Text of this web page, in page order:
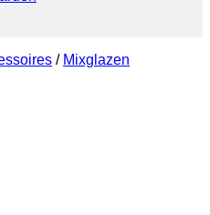
/ Mixglazen